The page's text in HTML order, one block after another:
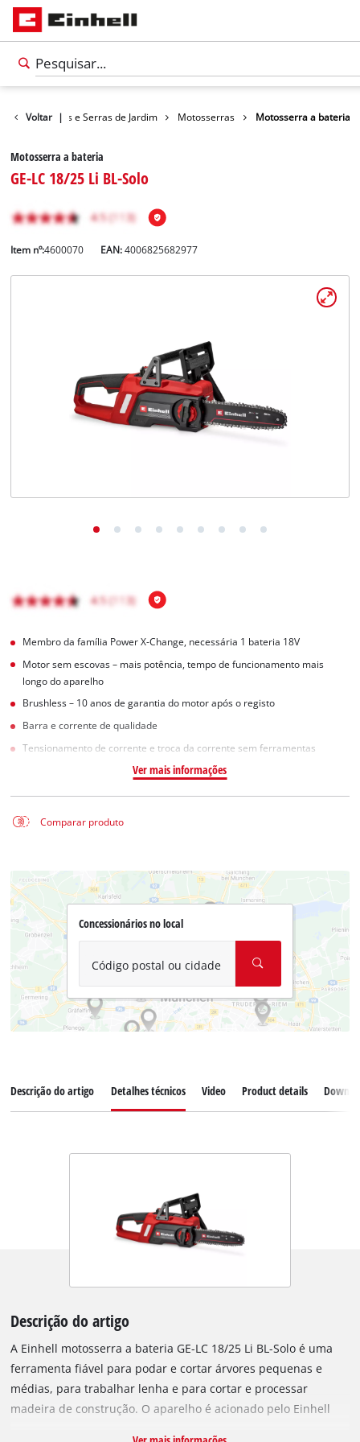
Voltar |
Tesouras e Serras de Jardim Motosserras Motosserra a bateria
Motosserra a bateria
GE-LC 18/25 Li BL-Solo
Item nº:4600070 EAN:4006825682977
Membro da família Power X-Change, necessária 1 bateria 18V
Motor sem escovas – mais potência, tempo de funcionamento mais
longo do aparelho
Brushless – 10 anos de garantia do motor após o registo
Barra e corrente de qualidade
Tensionamento de corrente e troca da corrente sem ferramentas
Ver mais informações
Comparar produto
Concessionários no local
Código postal ou cidade
Descrição do artigo Detalhes técnicos Video Product details
Descrição do artigo
A Einhell motosserra a bateria GE-LC 18/25 Li BL-Solo é uma
ferramenta fiável para podar e cortar árvores pequenas e
médias, para trabalhar lenha e para cortar e processar
madeira de construção. O aparelho é acionado pelo Einhell